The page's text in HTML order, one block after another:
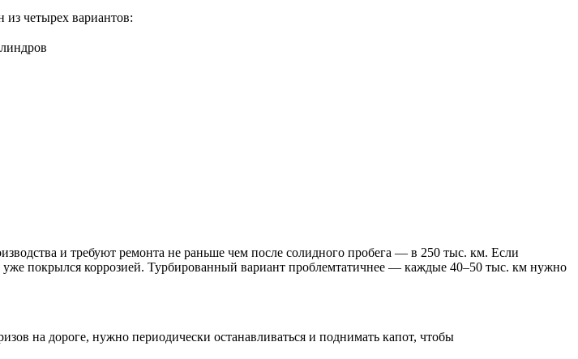
четырех вариантов:
и требуют ремонта не раньше чем после солидного пробега — в 250 тыс. км. Если
покрылся коррозией. Турбированный вариант проблемтатичнее — каждые 40–50 тыс. км нужно
на дороге, нужно периодически останавливаться и поднимать капот, чтобы